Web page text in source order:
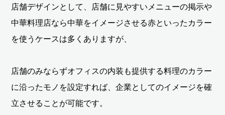
店舗デザインとして、店舗に見やすいメニューの掲示や
中華料理店なら中華をイメージさせる赤といったカラー
を使うケースは多くありますが、
店舗のみならずオフィスの内装も提供する料理のカラー
に沿ったモノを設定すれば、企業としてのイメージを確
立させることが可能です。